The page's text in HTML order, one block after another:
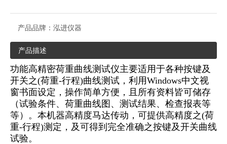
产品品牌： 泓进仪器
产品描述
功能高精密荷重曲线测试仪主要适用于各种按键及
开关之(荷重-行程)曲线测试，利用Windows中文视
窗书面设定，操作简单方便，且所有资料皆可储存
（试验条件、荷重曲线图、测试结果、检查报表等
等）。本机器高精度马达传动，可提供高精度之(荷
重-行程)测定，及可得到完全准确之按键及开关曲线
试验。